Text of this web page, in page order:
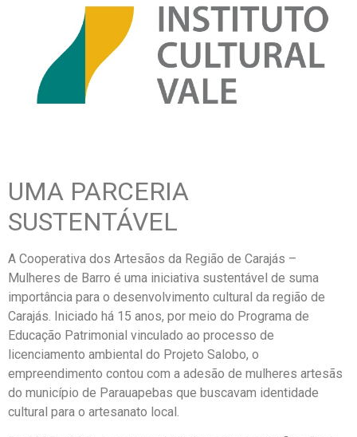
UMA PARCERIA
SUSTENTÁVEL
A Cooperativa dos Artesãos da Região de Carajás –
Mulheres de Barro é uma iniciativa sustentável de suma
importância para o desenvolvimento cultural da região de
Carajás. Iniciado há 15 anos, por meio do Programa de
Educação Patrimonial vinculado ao processo de
licenciamento ambiental do Projeto Salobo, o
empreendimento contou com a adesão de mulheres artesãs
do município de Parauapebas que buscavam identidade
cultural para o artesanato local.